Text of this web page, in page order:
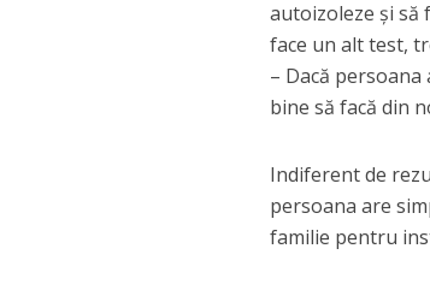
autoizoleze și să
face un alt test,
– Dacă
bine să facă din
Indiferent de
persoana are
familie pentru